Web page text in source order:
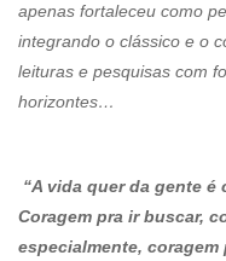
apenas fortaleceu como
integrando o clássico e o
leituras e pesquisas com
horizontes…
“A vida quer da gente é
Coragem pra ir buscar,
especialmente, coragem